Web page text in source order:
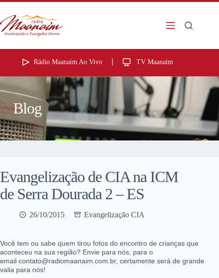
Rádio Maanaim Ao Vivo TV Maanaim
Blog
Evangelização de CIA na ICM
de Serra Dourada 2 – ES
26/10/2015 Evangelização CIA
Você tem ou sabe quem tirou fotos do encontro de crianças que
aconteceu na sua região? Envie para nós, para o
email contato@radiomaanaim.com.br, certamente será de grande
valia para nós!